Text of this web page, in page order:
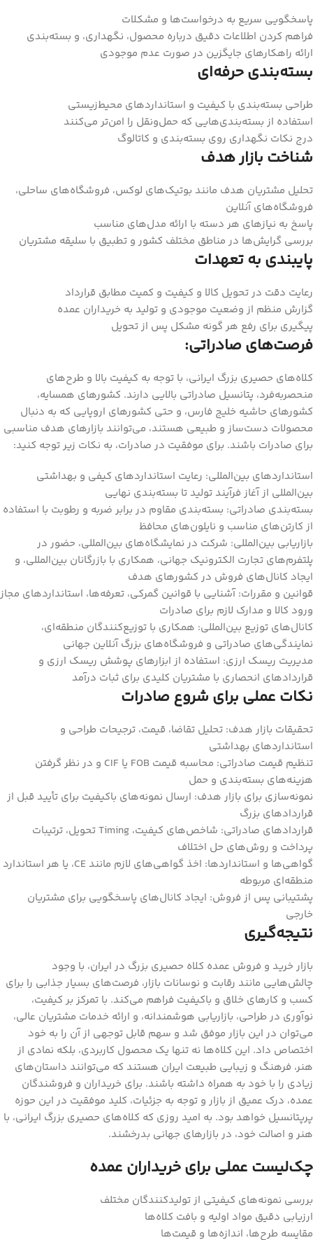
پاسخگویی سریع به درخواست‌ها و مشکلات
فراهم کردن اطلاعات دقیق درباره محصول، نگهداری، و بسته‌بندی
ارائه راهکارهای جایگزین در صورت عدم موجودی
بسته‌بندی حرفه‌ای
طراحی بسته‌بندی با کیفیت و استانداردهای محیط‌زیستی
استفاده از بسته‌بندی‌هایی که حمل‌ونقل را امن‌تر می‌کنند
درج نکات نگهداری روی بسته‌بندی و کاتالوگ
شناخت بازار هدف
تحلیل مشتریان هدف مانند بوتیک‌های لوکس، فروشگاه‌های ساحلی،
فروشگاه‌های آنلاین
پاسخ به نیازهای هر دسته با ارائه مدل‌های مناسب
بررسی گرایش‌ها در مناطق مختلف کشور و تطبیق با سلیقه مشتریان
پایبندی به تعهدات
رعایت دقت در تحویل کالا و کیفیت و کمیت مطابق قرارداد
گزارش منظم از وضعیت موجودی و تولید به خریداران عمده
پیگیری برای رفع هر گونه مشکل پس از تحویل
فرصت‌های صادراتی:
کلاه‌های حصیری بزرگ ایرانی، با توجه به کیفیت بالا و طرح‌های
منحصربه‌فرد، پتانسیل صادراتی بالایی دارند. کشورهای همسایه،
کشورهای حاشیه خلیج فارس، و حتی کشورهای اروپایی که به دنبال
محصولات دست‌ساز و طبیعی هستند، می‌توانند بازارهای هدف مناسبی
برای صادرات باشند. برای موفقیت در صادرات، به نکات زیر توجه کنید:
استانداردهای بین‌المللی: رعایت استانداردهای کیفی و بهداشتی
بین‌المللی از آغاز فرآیند تولید تا بسته‌بندی نهایی
بسته‌بندی صادراتی: بسته‌بندی مقاوم در برابر ضربه و رطوبت با استفاده
از کارتن‌های مناسب و نایلون‌های محافظ
بازاریابی بین‌المللی: شرکت در نمایشگاه‌های بین‌المللی، حضور در
پلتفرم‌های تجارت الکترونیک جهانی، همکاری با بازرگانان بین‌المللی، و
ایجاد کانال‌های فروش در کشورهای هدف
قوانین و مقررات: آشنایی با قوانین گمرکی، تعرفه‌ها، استانداردهای مجاز
ورود کالا و مدارک لازم برای صادرات
کانال‌های توزیع بین‌المللی: همکاری با توزیع‌کنندگان منطقه‌ای،
نمایندگی‌های صادراتی و فروشگاه‌های بزرگ آنلاین جهانی
مدیریت ریسک ارزی: استفاده از ابزارهای پوشش ریسک ارزی و
قراردادهای انحصاری با مشتریان کلیدی برای ثبات درآمد
نکات عملی برای شروع صادرات
تحقیقات بازار هدف: تحلیل تقاضا، قیمت، ترجیحات طراحی و
استانداردهای بهداشتی
تنظیم قیمت صادراتی: محاسبه قیمت FOB یا CIF و در نظر گرفتن
هزینه‌های بسته‌بندی و حمل
نمونه‌سازی برای بازار هدف: ارسال نمونه‌های باکیفیت برای تأیید قبل از
قراردادهای بزرگ
قراردادهای صادراتی: شاخص‌های کیفیت، Timing تحویل، ترتیبات
پرداخت و روش‌های حل اختلاف
گواهی‌ها و استانداردها: اخذ گواهی‌های لازم مانند CE، یا هر استاندارد
منطقه‌ای مربوطه
پشتیبانی پس از فروش: ایجاد کانال‌های پاسخگویی برای مشتریان
خارجی
نتیجه‌گیری
بازار خرید و فروش عمده کلاه حصیری بزرگ در ایران، با وجود
چالش‌هایی مانند رقابت و نوسانات بازار، فرصت‌های بسیار جذابی را برای
کسب و کارهای خلاق و باکیفیت فراهم می‌کند. با تمرکز بر کیفیت،
نوآوری در طراحی، بازاریابی هوشمندانه، و ارائه خدمات مشتریان عالی،
می‌توان در این بازار موفق شد و سهم قابل توجهی از آن را به خود
اختصاص داد. این کلاه‌ها نه تنها یک محصول کاربردی، بلکه نمادی از
هنر، فرهنگ و زیبایی طبیعت ایران هستند که می‌توانند داستان‌های
زیادی را با خود به همراه داشته باشند. برای خریداران و فروشندگان
عمده، درک عمیق از بازار و توجه به جزئیات، کلید موفقیت در این حوزه
پرپتانسیل خواهد بود. به امید روزی که کلاه‌های حصیری بزرگ ایرانی، با
هنر و اصالت خود، در بازارهای جهانی بدرخشند.
چک‌لیست عملی برای خریداران عمده
بررسی نمونه‌های کیفیتی از تولیدکنندگان مختلف
ارزیابی دقیق مواد اولیه و بافت کلاه‌ها
مقایسه طرح‌ها، اندازه‌ها و قیمت‌ها